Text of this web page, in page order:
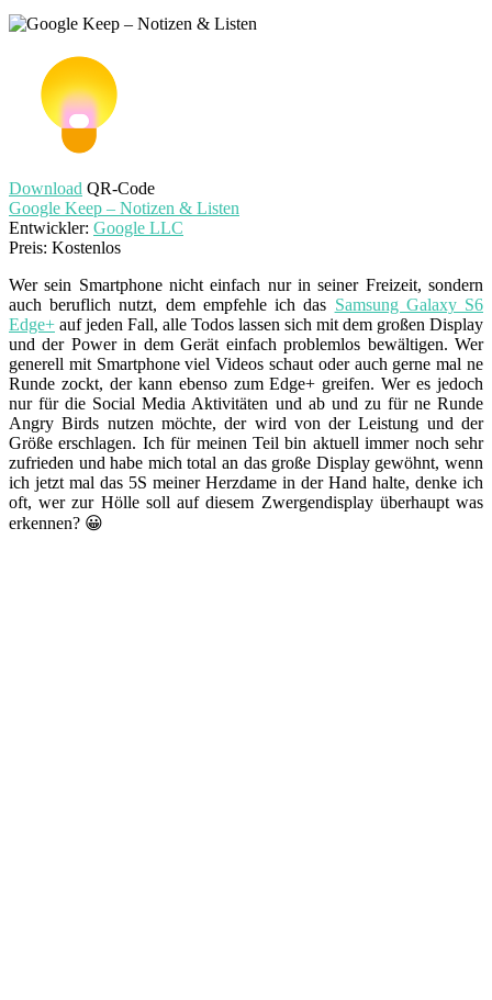
Download QR-Code
Google Keep – Notizen & Listen
Entwickler: Google LLC
Preis: Kostenlos
Wer sein Smartphone nicht einfach nur in seiner Freizeit, sondern
auch beruflich nutzt, dem empfehle ich das Samsung Galaxy S6
Edge+ auf jeden Fall, alle Todos lassen sich mit dem großen Display
und der Power in dem Gerät einfach problemlos bewältigen. Wer
generell mit Smartphone viel Videos schaut oder auch gerne mal ne
Runde zockt, der kann ebenso zum Edge+ greifen. Wer es jedoch
nur für die Social Media Aktivitäten und ab und zu für ne Runde
Angry Birds nutzen möchte, der wird von der Leistung und der
Größe erschlagen. Ich für meinen Teil bin aktuell immer noch sehr
zufrieden und habe mich total an das große Display gewöhnt, wenn
ich jetzt mal das 5S meiner Herzdame in der Hand halte, denke ich
oft, wer zur Hölle soll auf diesem Zwergendisplay überhaupt was
erkennen? 😀